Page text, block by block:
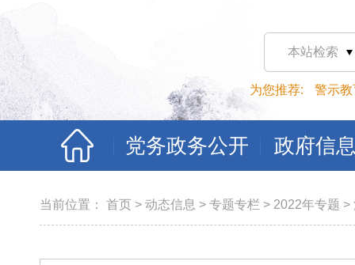
本站检索
为您推荐: 警示教
党务政务公开 政府信
当前位置： 首页 > 动态信息 > 专题专栏 > 2022年专题 >